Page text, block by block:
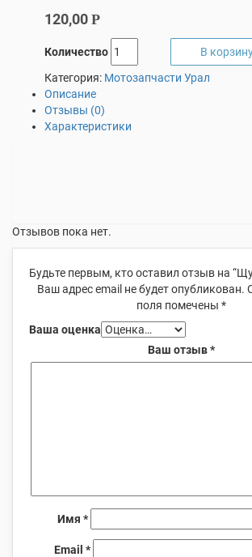
120,00 Р
Количество
В
Категория: Мотозапчасти Урал
Описание
Отзывы (0)
Характеристики
Отзывов пока нет.
Будьте первым, кто оставил отзыв на
Ваш адрес email не будет опубликован.
поля помечены *
Ваша оценка
Ваш отзыв*
Имя *
Email *